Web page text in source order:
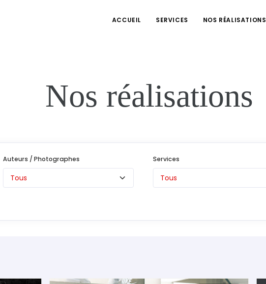
ACCUEIL SERVICES NOS RÉALISATIONS
Nos réalisations
Auteurs / Photographes Services